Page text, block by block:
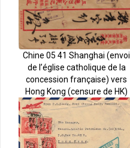
Chine 05 41 Shanghai (envoi
de l’église catholique de la
concession française) vers
Hong Kong (censure de HK)